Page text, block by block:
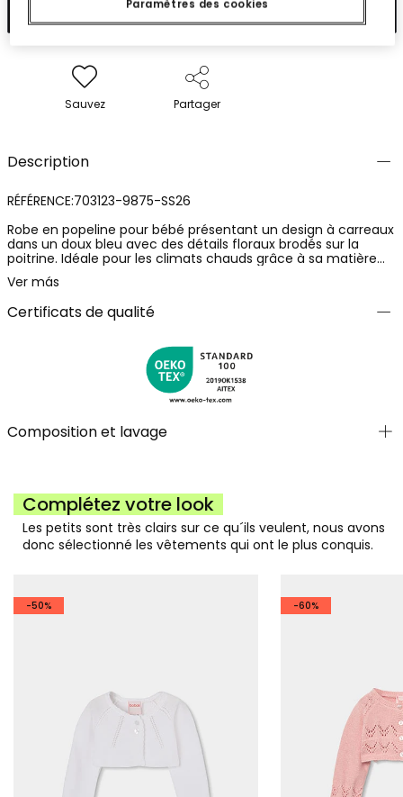
Ajouter
Sauvez Partager
Description
RÉFÉRENCE:703123-9875-SS26
Robe en popeline pour bébé présentant un design à carreaux
dans un doux bleu avec des détails floraux brodés sur la
poitrine. Idéale pour les climats chauds grâce à sa matière
légère et fraîche. Disponible en tailles de 1 mois à 2 ans, elle
s'adapte parfaitement à la croissance des tout-petits. Sans
manches et avec une coupe ample, elle offre confort et
liberté de mouvement. Parfaite pour des occasions spéciales
et de charme à la garde-robe de votre bébé.
Ver más
Certificats de qualité
Composition et lavage
Complétez votre look
Les petits sont très clairs sur ce qu´ils veulent, nous avons
donc sélectionné les vêtements qui ont le plus conquis.
-50% -60%
Paramètres des cookies